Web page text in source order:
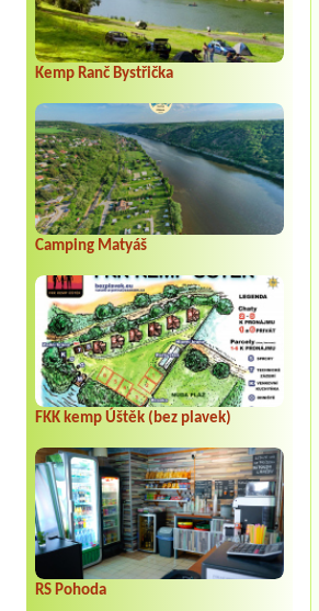
Kemp Ranč Bystřička
Camping Matyáš
FKK kemp Úštěk (bez plavek)
RS Pohoda